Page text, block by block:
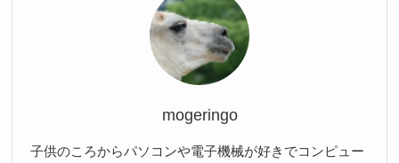
mogeringo
子供のころからパソコンや電子機械が好きでコンピュー